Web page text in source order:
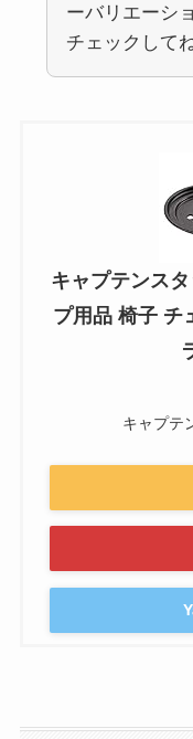
ーバリエーシ
チェックして
キャプテンス
プ用品 椅子 チ
キャプテ